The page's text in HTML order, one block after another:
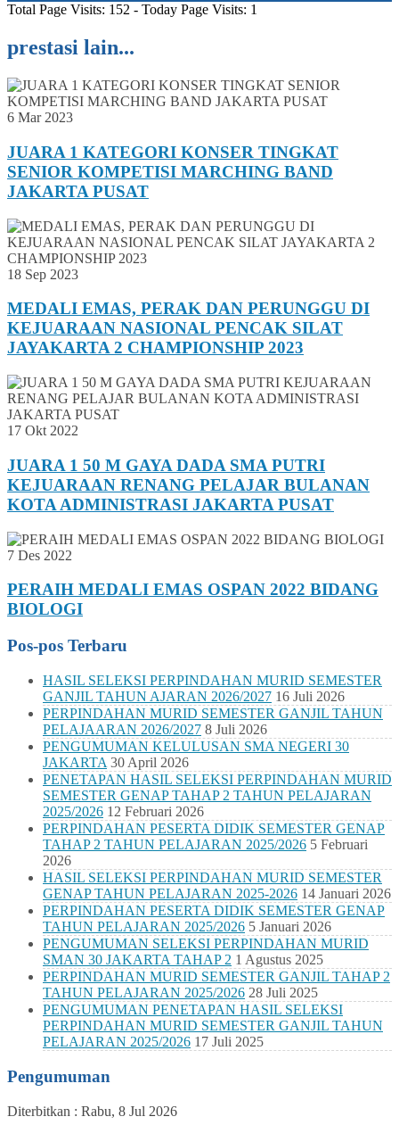
Total Page Visits: 152 - Today Page Visits: 1
prestasi lain...
6 Mar 2023
JUARA 1 KATEGORI KONSER TINGKAT
SENIOR KOMPETISI MARCHING BAND
JAKARTA PUSAT
18 Sep 2023
MEDALI EMAS, PERAK DAN PERUNGGU DI
KEJUARAAN NASIONAL PENCAK SILAT
JAYAKARTA 2 CHAMPIONSHIP 2023
17 Okt 2022
JUARA 1 50 M GAYA DADA SMA PUTRI
KEJUARAAN RENANG PELAJAR BULANAN
KOTA ADMINISTRASI JAKARTA PUSAT
7 Des 2022
PERAIH MEDALI EMAS OSPAN 2022 BIDANG
BIOLOGI
Pos-pos Terbaru
HASIL SELEKSI PERPINDAHAN MURID SEMESTER
GANJIL TAHUN AJARAN 2026/2027 16 Juli 2026
PERPINDAHAN MURID SEMESTER GANJIL TAHUN
PELAJAARAN 2026/2027 8 Juli 2026
PENGUMUMAN KELULUSAN SMA NEGERI 30
JAKARTA 30 April 2026
PENETAPAN HASIL SELEKSI PERPINDAHAN MURID
SEMESTER GENAP TAHAP 2 TAHUN PELAJARAN
2025/2026 12 Februari 2026
PERPINDAHAN PESERTA DIDIK SEMESTER GENAP
TAHAP 2 TAHUN PELAJARAN 2025/2026 5 Februari
2026
HASIL SELEKSI PERPINDAHAN MURID SEMESTER
GENAP TAHUN PELAJARAN 2025-2026 14 Januari 2026
PERPINDAHAN PESERTA DIDIK SEMESTER GENAP
TAHUN PELAJARAN 2025/2026 5 Januari 2026
PENGUMUMAN SELEKSI PERPINDAHAN MURID
SMAN 30 JAKARTA TAHAP 2 1 Agustus 2025
PERPINDAHAN MURID SEMESTER GANJIL TAHAP 2
TAHUN PELAJARAN 2025/2026 28 Juli 2025
PENGUMUMAN PENETAPAN HASIL SELEKSI
PERPINDAHAN MURID SEMESTER GANJIL TAHUN
PELAJARAN 2025/2026 17 Juli 2025
Pengumuman
Diterbitkan : Rabu, 8 Jul 2026